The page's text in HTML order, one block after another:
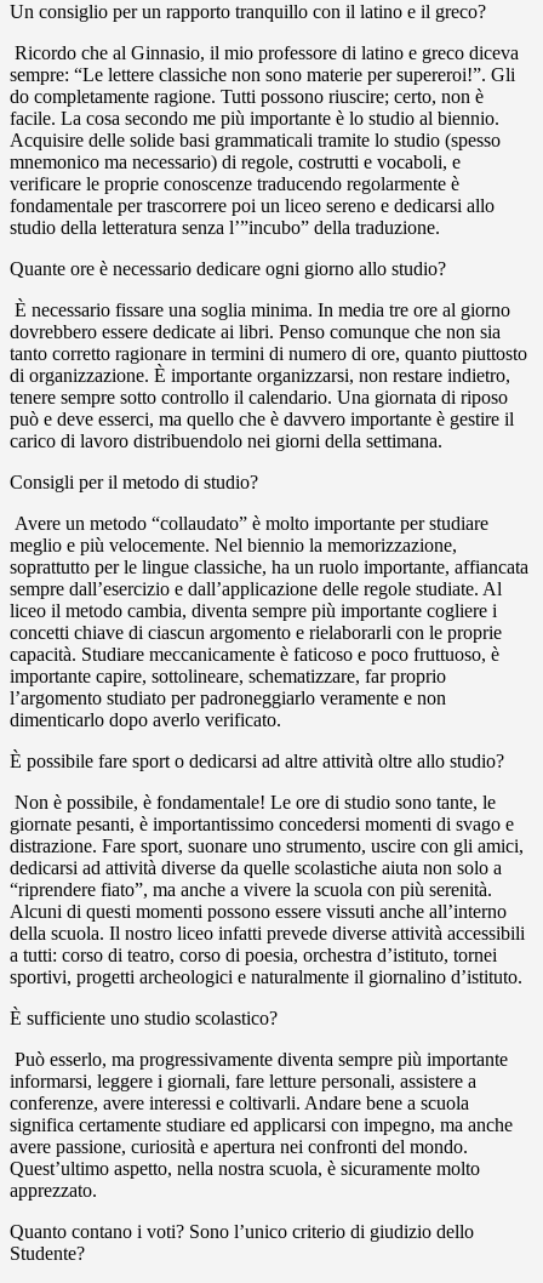
Un consiglio per un rapporto tranquillo con il latino e il greco?
Ricordo che al Ginnasio, il mio professore di latino e greco diceva
sempre: “Le lettere classiche non sono materie per supereroi!”. Gli
do completamente ragione. Tutti possono riuscire; certo, non è
facile. La cosa secondo me più importante è lo studio al biennio.
Acquisire delle solide basi grammaticali tramite lo studio (spesso
mnemonico ma necessario) di regole, costrutti e vocaboli, e
verificare le proprie conoscenze traducendo regolarmente è
fondamentale per trascorrere poi un liceo sereno e dedicarsi allo
studio della letteratura senza l’”incubo” della traduzione.
Quante ore è necessario dedicare ogni giorno allo studio?
È necessario fissare una soglia minima. In media tre ore al giorno
dovrebbero essere dedicate ai libri. Penso comunque che non sia
tanto corretto ragionare in termini di numero di ore, quanto piuttosto
di organizzazione. È importante organizzarsi, non restare indietro,
tenere sempre sotto controllo il calendario. Una giornata di riposo
può e deve esserci, ma quello che è davvero importante è gestire il
carico di lavoro distribuendolo nei giorni della settimana.
Consigli per il metodo di studio?
Avere un metodo “collaudato” è molto importante per studiare
meglio e più velocemente. Nel biennio la memorizzazione,
soprattutto per le lingue classiche, ha un ruolo importante, affiancata
sempre dall’esercizio e dall’applicazione delle regole studiate. Al
liceo il metodo cambia, diventa sempre più importante cogliere i
concetti chiave di ciascun argomento e rielaborarli con le proprie
capacità. Studiare meccanicamente è faticoso e poco fruttuoso, è
importante capire, sottolineare, schematizzare, far proprio
l’argomento studiato per padroneggiarlo veramente e non
dimenticarlo dopo averlo verificato.
È possibile fare sport o dedicarsi ad altre attività oltre allo studio?
Non è possibile, è fondamentale! Le ore di studio sono tante, le
giornate pesanti, è importantissimo concedersi momenti di svago e
distrazione. Fare sport, suonare uno strumento, uscire con gli amici,
dedicarsi ad attività diverse da quelle scolastiche aiuta non solo a
“riprendere fiato”, ma anche a vivere la scuola con più serenità.
Alcuni di questi momenti possono essere vissuti anche all’interno
della scuola. Il nostro liceo infatti prevede diverse attività accessibili
a tutti: corso di teatro, corso di poesia, orchestra d’istituto, tornei
sportivi, progetti archeologici e naturalmente il giornalino d’istituto.
È sufficiente uno studio scolastico?
Può esserlo, ma progressivamente diventa sempre più importante
informarsi, leggere i giornali, fare letture personali, assistere a
conferenze, avere interessi e coltivarli. Andare bene a scuola
significa certamente studiare ed applicarsi con impegno, ma anche
avere passione, curiosità e apertura nei confronti del mondo.
Quest’ultimo aspetto, nella nostra scuola, è sicuramente molto
apprezzato.
Quanto contano i voti? Sono l’unico criterio di giudizio dello
Studente?